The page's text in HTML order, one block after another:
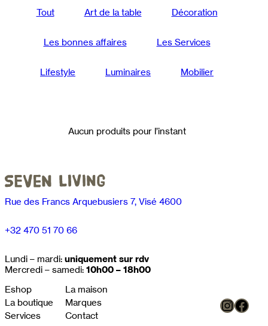
Tout Art de la table Décoration
Les bonnes affaires Les Services
Lifestyle Luminaires Mobilier
Aucun produits pour l’instant
Rue des Francs Arquebusiers 7, Visé 4600
+32 470 51 70 66
Lundi – mardi: uniquement sur rdv
Mercredi – samedi: 10h00 – 18h00
Eshop
La boutique
Services
La maison
Marques
Contact